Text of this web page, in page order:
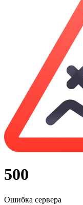
500
Ошибка сервера